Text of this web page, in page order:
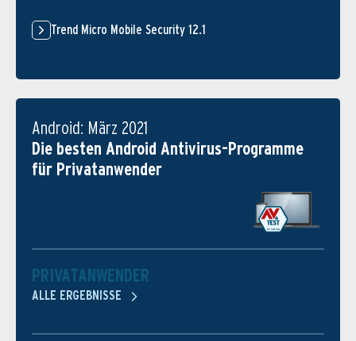
Trend Micro Mobile Security 12.1
Android: März 2021
Die besten Android Antivirus-Programme
für Privatanwender
PRIVATANWENDER
ALLE ERGEBNISSE